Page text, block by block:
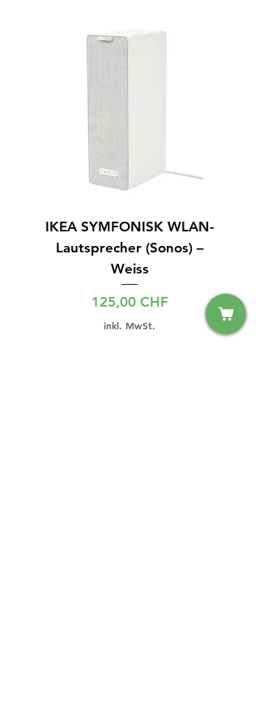
IKEA SYMFONISK WLAN-
Lautsprecher (Sonos) –
Weiss
Preis
125,00 CHF
inkl. MwSt.